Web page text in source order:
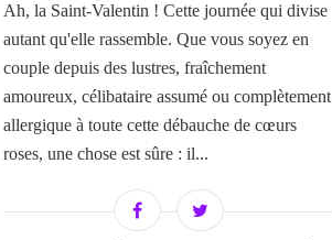
Ah, la Saint-Valentin ! Cette journée qui divise
autant qu'elle rassemble. Que vous soyez en
couple depuis des lustres, fraîchement
amoureux, célibataire assumé ou complètement
allergique à toute cette débauche de cœurs
roses, une chose est sûre : il...